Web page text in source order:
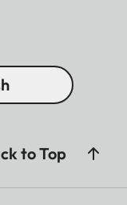
to Top